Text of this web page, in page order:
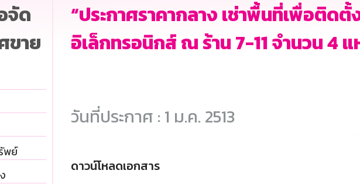
จัด
ขาย
พย์
“ประกาศราคากลาง เช่าพื้นที่เพื่อติดตั้
อิเล็กทรอนิกส์ ณ ร้าน 7-11 จำนวน 4
วันที่ประกาศ : 1 ม.ค. 2513
ดาวน์โหลดเอกสาร